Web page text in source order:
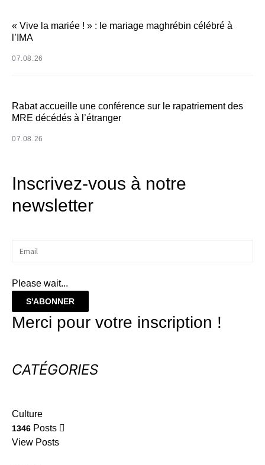
« Vive la mariée ! » : le mariage maghrébin célébré à
l’IMA
07.08.26
Rabat accueille une conférence sur le rapatriement des
MRE décédés à l’étranger
07.08.26
Inscrivez-vous à notre
newsletter
Please wait...
S'ABONNER
Merci pour votre inscription !
CATÉGORIES
Culture
1346 Posts
View Posts